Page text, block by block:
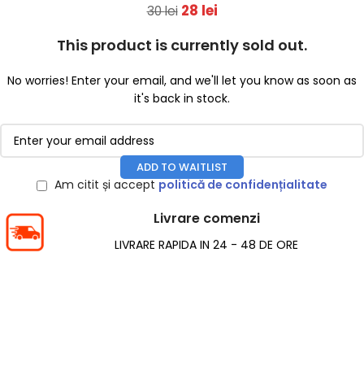
30lei 28 lei
This product is currently sold out.
No worries! Enter your email, and we'll let you know as soon as
it's back in stock.
ADD TO WAITLIST
Am citit și accept politică de confidențialitate
Livrare comenzi
LIVRARE RAPIDA IN 24 - 48 DE ORE